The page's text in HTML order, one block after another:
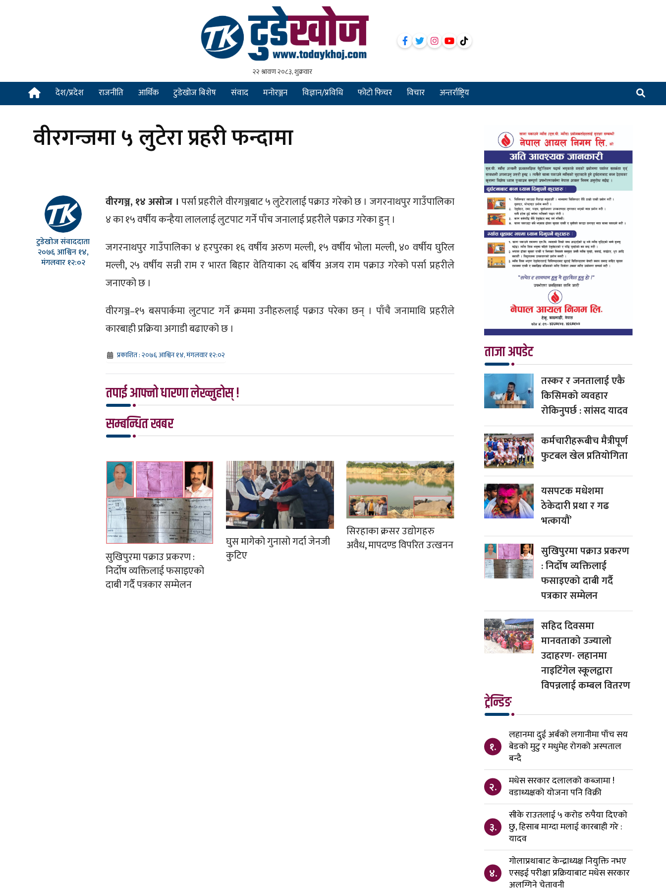
देश/प्रदेश राजनीति आर्थिक टुडेखोज बिशेष संवाद मनोरञ्जन विज्ञान/प्रविधि फोटो फिचर विचार अन्तर्राष्ट्रिय
वीरगन्जमा ५ लुटेरा प्रहरी फन्दामा
टुडेखोज संवाददाता
२०७६ आश्विन १४,
मंगलवार १२:०२
वीरगञ्ज, १४ असोज । पर्सा प्रहरीले वीरगञ्जबाट ५ लुटेरालाई पक्राउ गरेको छ । जगरनाथपुर गाउँपालिका
४ का १५ वर्षीय कन्हैया लाललाई लुटपाट गर्ने पाँच जनालाई प्रहरीले पक्राउ गरेका हुन् ।
जगरनाथपुर गाउँपालिका ४ हरपुरका १६ वर्षीय अरुण मल्ली, १५ वर्षीय भोला मल्ली, ४० वर्षीय घुरिल
मल्ली, २५ वर्षीय सन्नी राम र भारत बिहार वेतियाका २६ बर्षिय अजय राम पक्राउ गरेको पर्सा प्रहरीले
जनाएको छ ।
वीरगञ्ज–१५ बसपार्कमा लुटपाट गर्ने क्रममा उनीहरुलाई पक्राउ परेका छन् । पाँचै जनामाथि प्रहरीले
कारबाही प्रक्रिया अगाडी बढाएको छ ।
प्रकाशित : २०७६ आश्विन १४, मंगलवार १२:०२
तपाई आफ्नो धारणा लेख्नुहोस् !
सम्बन्धित खबर
सुखिपुरमा पक्राउ प्रकरण :
निर्दोष व्यक्तिलाई फसाइएको
दाबी गर्दै पत्रकार सम्मेलन
घुस मागेको गुनासो गर्दा जेनजी
कुटिए
सिरहाका क्रसर उद्योगहरु
अवैध, मापदण्ड विपरित उत्खनन
ताजा अपडेट
तस्कर र जनतालाई एकै
किसिमको व्यवहार
रोकिनुपर्छ : सांसद यादव
कर्मचारीहरूबीच मैत्रीपूर्ण
फुटबल खेल प्रतियोगिता
यसपटक मधेशमा
ठेकेदारी प्रथा र गढ
भत्कायौं’
सुखिपुरमा पक्राउ प्रकरण
: निर्दोष व्यक्तिलाई
फसाइएको दाबी गर्दै
पत्रकार सम्मेलन
सहिद दिवसमा
मानवताको उज्यालो
उदाहरण- लहानमा
नाइटिंगेल स्कूलद्वारा
विपन्नलाई कम्बल वितरण
ट्रेन्डिङ
१.
लहानमा दुई अर्बको लगानीमा पाँच सय
बेडको मुटु र मधुमेह रोगको अस्पताल
बन्दै
२.
मधेस सरकार दलालको कब्जामा !
वडाध्यक्षको योजना पनि विक्री
३.
सीके राउतलाई ५ करोड रुपैया दिएको
छु, हिसाब माग्दा मलाई कारबाही गरे :
यादव
४.
गोलाप्रथाबाट केन्द्राध्यक्ष नियुक्ति नभए
एसइई परीक्षा प्रक्रियाबाट मधेस सरकार
अलग्गिने चेतावनी